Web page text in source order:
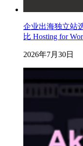
企业出海独立站
比 Hosting for
2026年7月30日